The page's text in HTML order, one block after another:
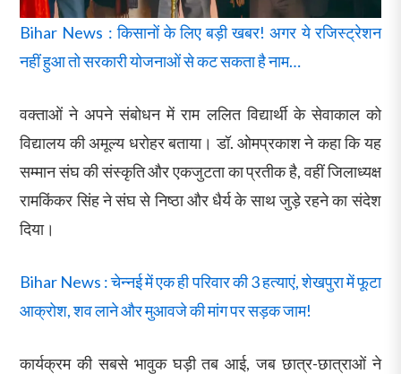
Bihar News : किसानों के लिए बड़ी खबर! अगर ये रजिस्ट्रेशन
नहीं हुआ तो सरकारी योजनाओं से कट सकता है नाम…
वक्ताओं ने अपने संबोधन में राम ललित विद्यार्थी के सेवाकाल को
विद्यालय की अमूल्य धरोहर बताया। डॉ. ओमप्रकाश ने कहा कि यह
सम्मान संघ की संस्कृति और एकजुटता का प्रतीक है, वहीं जिलाध्यक्ष
रामकिंकर सिंह ने संघ से निष्ठा और धैर्य के साथ जुड़े रहने का संदेश
दिया।
Bihar News : चेन्नई में एक ही परिवार की 3 हत्याएं, शेखपुरा में फूटा
आक्रोश, शव लाने और मुआवजे की मांग पर सड़क जाम!
कार्यक्रम की सबसे भावुक घड़ी तब आई, जब छात्र-छात्राओं ने